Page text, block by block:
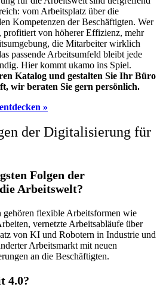
vom Arbeitsplatz über die
Kompetenzen der Beschäftigten. Wer
profitiert von höherer Effizienz, mehr
die Mitarbeiter wirklich
passende Arbeitsumfeld bleibt jede
Hier kommt ukamo ins Spiel.
Katalog und gestalten Sie Ihr Büro
wir beraten Sie gern persönlich.
»
der Digitalisierung für
Folgen der
Arbeitswelt?
flexible Arbeitsformen wie
vernetzte Arbeitsabläufe über
von KI und Robotern in Industrie und
Arbeitsmarkt mit neuen
an die Beschäftigten.
4.0?